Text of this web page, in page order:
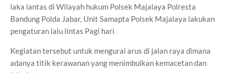
laka lantas di Wilayah hukum Polsek Majalaya Polresta
Bandung Polda Jabar, Unit Samapta Polsek Majalaya lakukan
pengaturan lalu lintas Pagi hari
Kegiatan tersebut untuk mengurai arus di jalan raya dimana
adanya titik kerawanan yang menimbulkan kemacetan dan